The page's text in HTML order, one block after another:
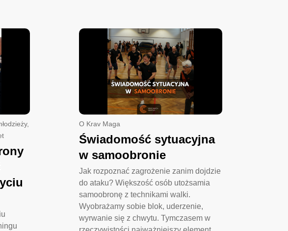
,
O Krav Maga
Świadomość sytuacyjna
w samoobronie
Jak rozpoznać zagrożenie zanim dojdzie
do ataku? Większość osób utożsamia
samoobronę z technikami walki.
Wyobrażamy sobie blok, uderzenie,
wyrwanie się z chwytu. Tymczasem w